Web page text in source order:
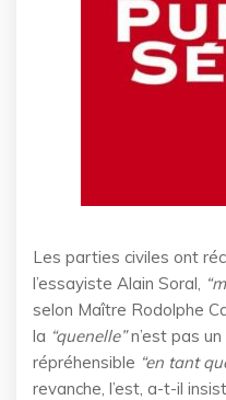
Les parties civiles ont
l’essayiste Alain Soral,
selon Maître Rodolphe
la “quenelle”n’est pas
répréhensible “en tant
revanche, l’est, a-t-il